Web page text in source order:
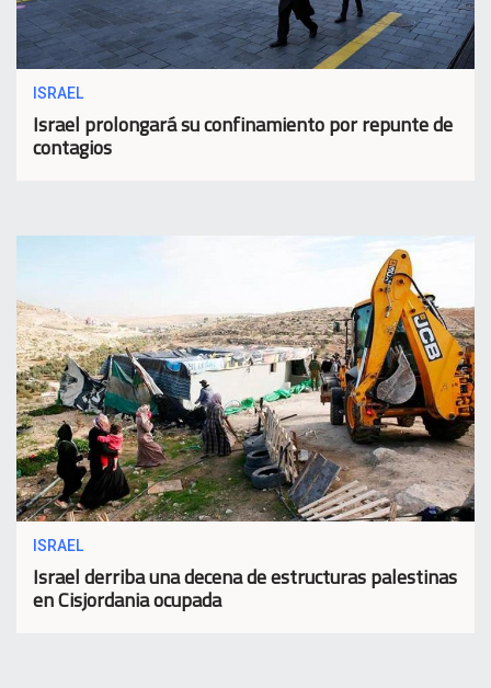
ISRAEL
Israel prolongará su confinamiento por repunte de
contagios
ISRAEL
Israel derriba una decena de estructuras palestinas
en Cisjordania ocupada